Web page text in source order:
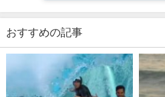
おすすめの記事